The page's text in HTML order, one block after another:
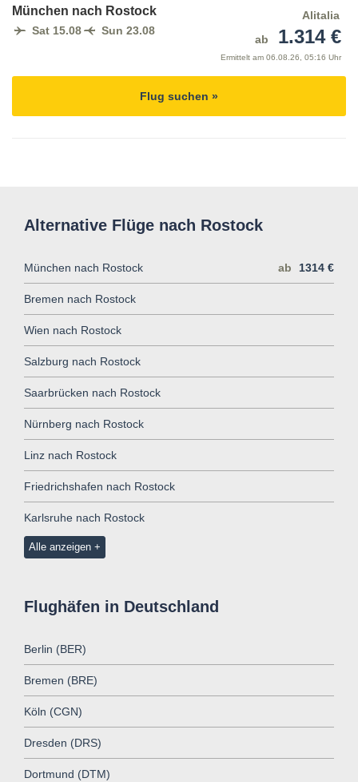
München nach Rostock
Sat 15.08 Sun 23.08
Alitalia
ab
1.314 €
Ermittelt am 06.08.26, 05:16 Uhr
Flug suchen »
Alternative Flüge nach Rostock
München nach Rostock ab 1314 €
Bremen nach Rostock
Wien nach Rostock
Salzburg nach Rostock
Saarbrücken nach Rostock
Nürnberg nach Rostock
Linz nach Rostock
Friedrichshafen nach Rostock
Karlsruhe nach Rostock
Alle anzeigen
Flughäfen in Deutschland
Berlin (BER)
Bremen (BRE)
Köln (CGN)
Dresden (DRS)
Dortmund (DTM)